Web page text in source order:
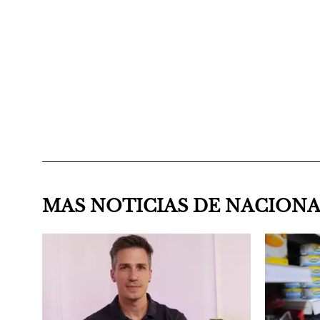
MAS NOTICIAS DE